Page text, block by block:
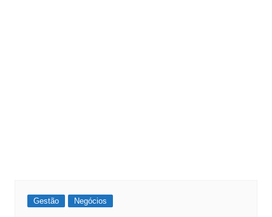
Gestão Negócios